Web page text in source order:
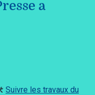
a
Suivre les travaux du